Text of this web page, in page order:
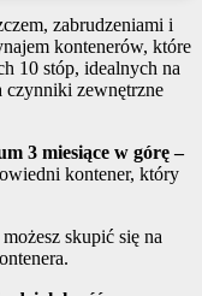
zabrudzeniami i
kontenerów, które
10 stóp, idealnych na
czynniki zewnętrzne
3 miesiące w górę –
kontener, który
skupić się na